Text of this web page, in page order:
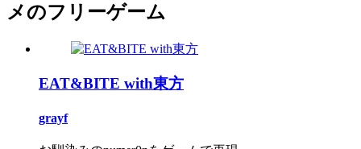
メのフリーゲーム
EAT&BITE with東方
grayf